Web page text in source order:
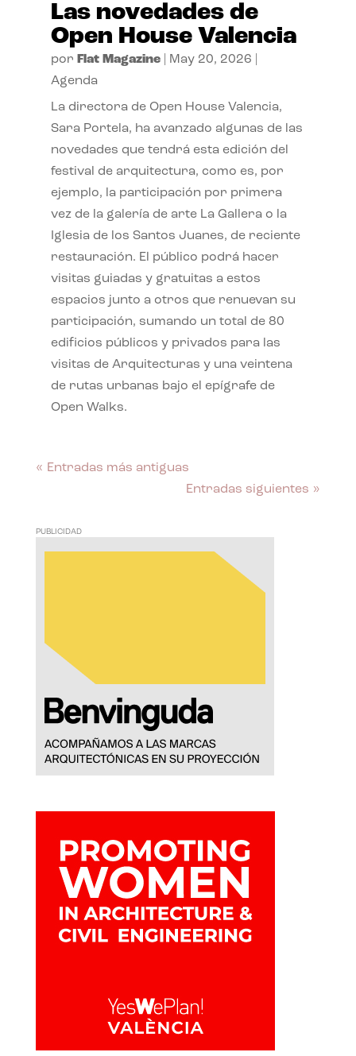
Las novedades de
Open House Valencia
por Flat Magazine| May 20, 2026
Agenda
La directora de Open House Valencia,
Sara Portela, ha avanzado algunas de las
novedades que tendrá esta edición del
festival de arquitectura, como es, por
ejemplo, la participación por primera
vez de la galería de arte La Gallera o la
Iglesia de los Santos Juanes, de reciente
restauración. El público podrá hacer
visitas guiadas y gratuitas a estos
espacios junto a otros que renuevan su
participación, sumando un total de 80
edificios públicos y privados para las
visitas de Arquitecturas y una veintena
de rutas urbanas bajo el epígrafe de
Open Walks.
« Entradas más antiguas
Entradas siguientes »
PUBLICIDAD